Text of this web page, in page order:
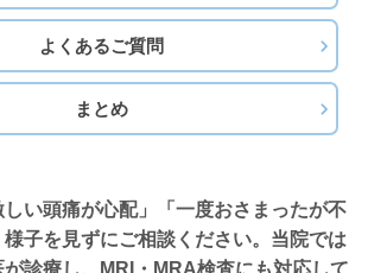
よくあるご質問
まとめ
しい頭痛が心配」「一度おさまったが不
子を見ずにご相談ください。当院では